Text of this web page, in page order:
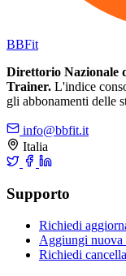
BBFit
Direttorio Nazionale
Trainer. L'indice
gli abbonamenti delle
info@bbfit.it
Italia
Supporto
Richiedi
Aggiungi nuova
Richiedi